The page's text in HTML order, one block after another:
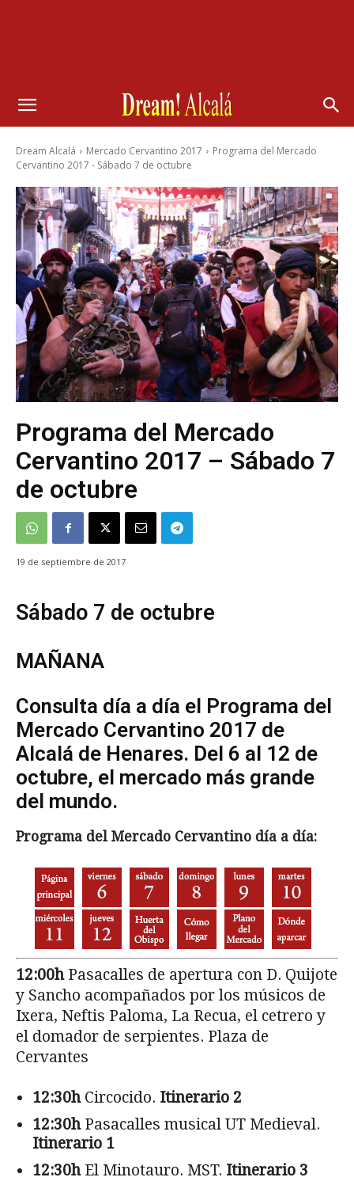
Dream Alcalá Mercado Cervantino 2017
Programa del Mercado
Cervantino 2017 - Sábado 7 de octubre
Programa del Mercado
Cervantino 2017 – Sábado 7
de octubre
19 de septiembre de 2017
Sábado 7 de octubre
MAÑANA
Consulta día a día el Programa del
Mercado Cervantino 2017 de
Alcalá de Henares. Del 6 al 12 de
octubre, el mercado más grande
del mundo.
Programa del Mercado Cervantino día a día:
12:00hPasacalles de apertura con D. Quijote
y Sancho acompañados por los músicos de
Ixera, Neftis Paloma, La Recua, el cetrero y
el domador de serpientes. Plaza de
Cervantes
12:30hCircocido. Itinerario 2
12:30hPasacalles musical UT Medieval.
Itinerario 1
12:30hEl Minotauro. MST. Itinerario 3